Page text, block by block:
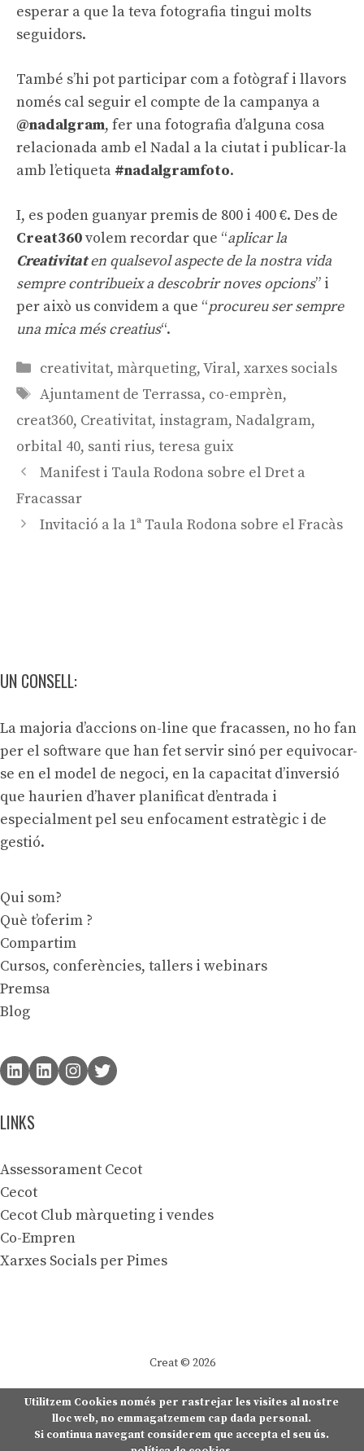
esperar a que la teva fotografia tingui molts
seguidors.
També s’hi pot participar com a fotògraf i llavors
només cal seguir el compte de la campanya a
@nadalgram, fer una fotografia d’alguna cosa
relacionada amb el Nadal a la ciutat i publicar-la
amb l’etiqueta #nadalgramfoto.
I, es poden guanyar premis de 800 i 400 €. Des de
Creat360volem recordar que “aplicar la
Creativitaten qualsevol aspecte de la nostra vida
sempre contribueix a descobrir noves opcions” i
per això us convidem a que “procureu ser sempre
una mica més creatius“.
Categories
creativitat, màrqueting,Viral, xarxes socials
Etiquetes
Ajuntament de Terrassa, co-emprèn,
creat360, Creativitat, instagram, Nadalgram,
orbital 40, santi rius, teresa guix
Navegació
per
Manifest i Taula Rodona sobre el Dret a
Fracassar
Invitació a la 1ª Taula Rodona sobre el Fracàs
UN CONSELL:
La majoria d’accions on-line que fracassen, no ho fan
per el software que han fet servir sinó per equivocar-
se en el model de negoci, en la capacitat d’inversió
que haurien d’haver planificat d’entrada i
especialment pel seu enfocament estratègic i de
gestió.
Qui som?
Què t’oferim ?
Compartim
Cursos, conferències, tallers i webinars
Premsa
Blog
LINKS
Assessorament Cecot
Cecot
Cecot Club màrqueting i vendes
Co-Empren
Xarxes Socials per Pimes
Creat © 2026
Utilitzem Cookies només per rastrejar les visites al nostre
lloc web, no emmagatzemem cap dada personal.
Si continua navegant considerem que accepta el seu ús.